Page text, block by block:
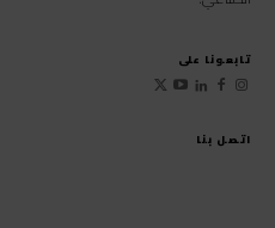
اتصل بنا
تابعونا على